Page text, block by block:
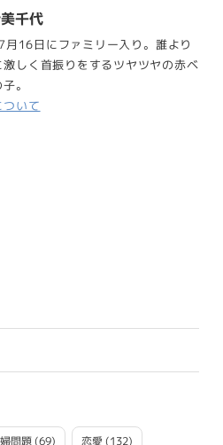
千代
16日にファミリー入り。誰より
激しく首振りをするツヤツヤの赤ベ
。
ついて
問題(69) 恋愛 (132)